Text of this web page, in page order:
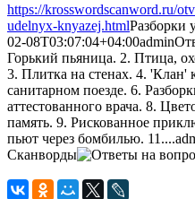
https://krosswordscanword.ru/
udelnyx-knyazej.htmlРазборки
02-08T03:07:04+04:00admin
Горький пьяница. 2. Птица,
3. Плитка на стенах. 4. 'Клан'
санитарном поезде. 6.
аттестованного врача. 8.
память. 9. Рискованное
пьют через бомбилью. 11....
Сканворды